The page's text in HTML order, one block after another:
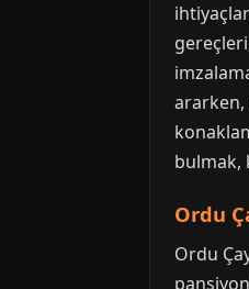
ararken,
bulmak,
Ordu
Ordu